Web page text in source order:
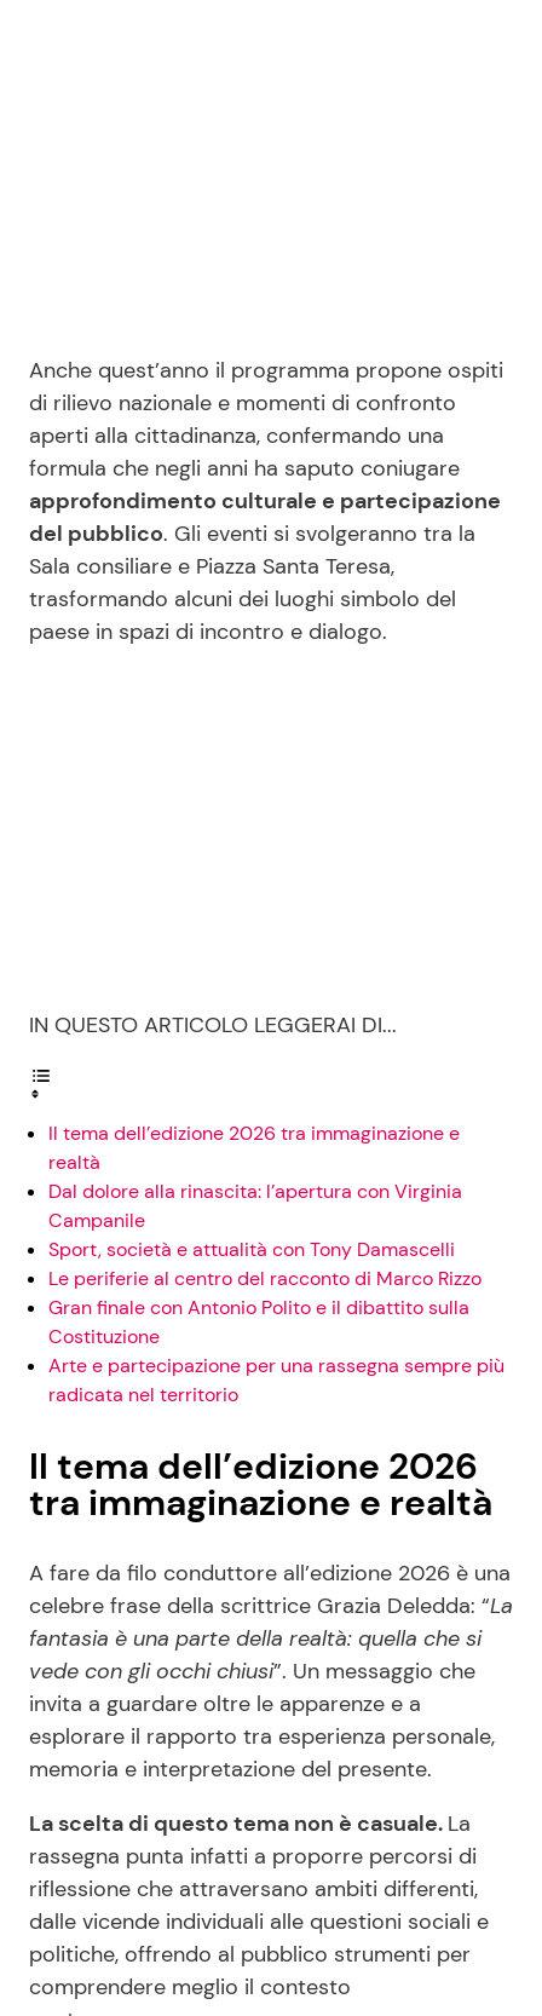
Anche quest’anno il programma propone ospiti
di rilievo nazionale e momenti di confronto
aperti alla cittadinanza, confermando una
formula che negli anni ha saputo coniugare
approfondimento culturale e partecipazione
del pubblico. Gli eventi si svolgeranno tra la
Sala consiliare e Piazza Santa Teresa,
trasformando alcuni dei luoghi simbolo del
paese in spazi di incontro e dialogo.
IN QUESTO ARTICOLO LEGGERAI DI...
Il tema dell’edizione 2026 tra immaginazione e
realtà
Dal dolore alla rinascita: l’apertura con Virginia
Campanile
Sport, società e attualità con Tony Damascelli
Le periferie al centro del racconto di Marco Rizzo
Gran finale con Antonio Polito e il dibattito sulla
Costituzione
Arte e partecipazione per una rassegna sempre più
radicata nel territorio
Il tema dell’edizione 2026
tra immaginazione e realtà
A fare da filo conduttore all’edizione 2026 è una
celebre frase della scrittrice Grazia Deledda: “La
fantasia è una parte della realtà: quella che si
vede con gli occhi chiusi”. Un messaggio che
invita a guardare oltre le apparenze e a
esplorare il rapporto tra esperienza personale,
memoria e interpretazione del presente.
La scelta di questo tema non è casuale. La
rassegna punta infatti a proporre percorsi di
riflessione che attraversano ambiti differenti,
dalle vicende individuali alle questioni sociali e
politiche, offrendo al pubblico strumenti per
comprendere meglio il contesto